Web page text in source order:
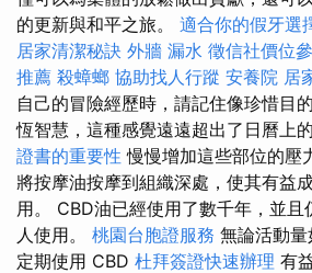
的更新與和平之旅。 適合你的假牙選
居家清潔秘訣 外牆 漏水 徵信社價位
推薦 殺蟑螂 協助找人行蹤 安養院 居
自己的冒險經歷時，請記住像珍惜目
恆智慧，這種感覺遠遠超出了日曆上
證書的重要性 慢慢增加這些部位的壓
將按摩油按摩到組織深處，使其有益
用。 CBD油已經使用了數千年，並且
人使用。 桃園台胞證服務 無論活動
定期使用 CBD 杜拜簽證快速辦理 有